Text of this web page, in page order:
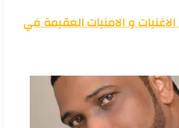
و الامنيات العقيمة في